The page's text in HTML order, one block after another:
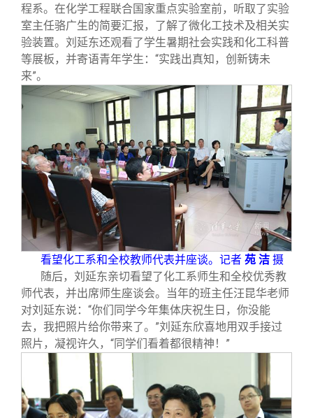
程系。在化学工程联合国家重点实验室前，听取了实验
室主任骆广生的简要汇报，了解了微化工技术及相关实
验装置。刘延东还观看了学生暑期社会实践和化工科普
等展板，并寄语青年学生：“实践出真知，创新铸未
来”。
看望化工系和全校教师代表并座谈。记者 苑 洁 摄
随后，刘延东亲切看望了化工系师生和全校优秀教
师代表，并出席师生座谈会。当年的班主任汪昆华老师
对刘延东说：“你们同学今年集体庆祝生日，你没能
去，我把照片给你带来了。”刘延东欣喜地用双手接过
照片，凝视许久，“同学们看着都很精神！”